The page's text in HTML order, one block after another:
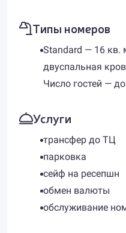
Типы номеров
Standard — 16 кв.
двуспальная
Число гостей —
Услуги
трансфер до ТЦ
парковка
сейф на ресепшн
обмен валюты
обслуживание